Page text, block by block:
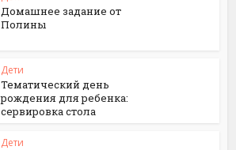
Домашнее задание от
Полины
Дети
Тематический день
рождения для ребенка:
сервировка стола
Дети